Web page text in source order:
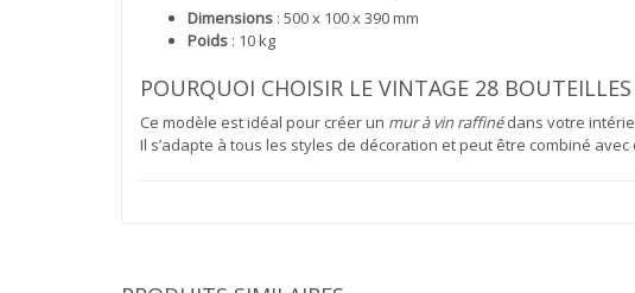
Dimensions : 500 x 100 x 390 mm
Poids : 10 kg
POURQUOI CHOISIR LE VINTAGE 28 BOUTEILLES
Ce modèle est idéal pour créer un mur à vin raffinédans votre
Il s’adapte à tous les styles de décoration et peut être combiné